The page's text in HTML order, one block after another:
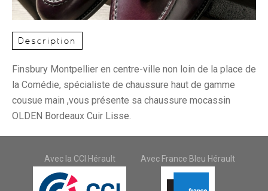
Description
Finsbury Montpellier en centre-ville non loin de la place de
la Comédie, spécialiste de chaussure haut de gamme
cousue main ,vous présente sa chaussure mocassin
OLDEN Bordeaux Cuir Lisse.
Avec la CCI Hérault Avec France Bleu Hérault